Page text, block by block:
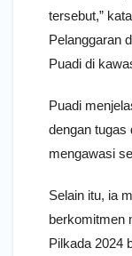
tersebut,”
Pelanggaran
Puadi di
Puadi
dengan tugas
mengawasi
Selain itu, ia
berkomitmen
Pilkada 2024